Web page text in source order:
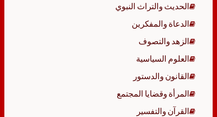
الحديث والتراث النبوي
الدعاة والمفكرين
الزهد والتصوف
العلوم السياسية
القانون والدستور
المرأة وقضايا المجتمع
القرآن والتفسير